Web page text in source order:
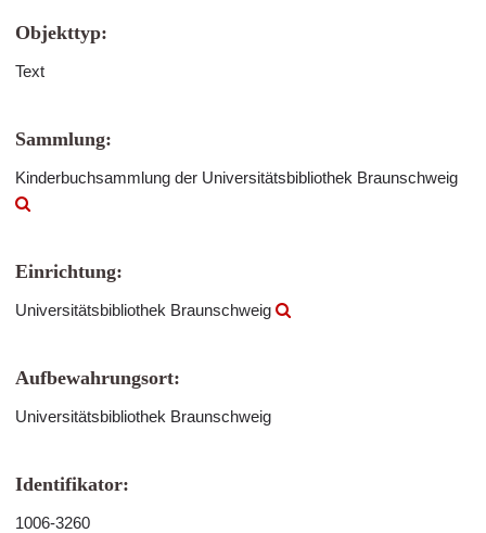
Objekttyp:
Text
Sammlung:
Kinderbuchsammlung der Universitätsbibliothek Braunschweig
Einrichtung:
Universitätsbibliothek Braunschweig
Aufbewahrungsort:
Universitätsbibliothek Braunschweig
Identifikator:
1006-3260